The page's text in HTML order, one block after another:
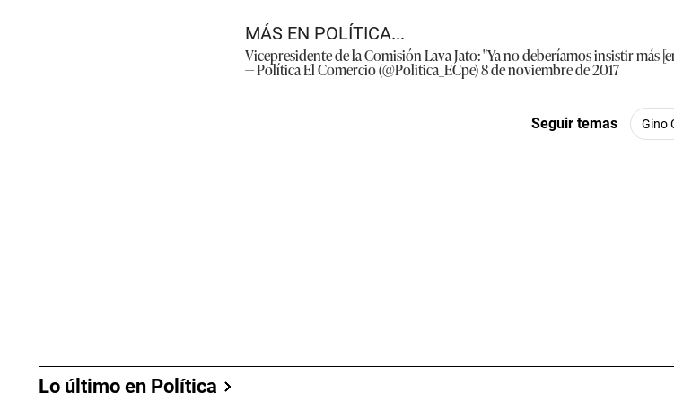
MÁS EN POLÍTICA...
Vicepresidente de la Comisión Lava Jato: "Ya no deberíamos insistir más
— Política El Comercio (@Politica_ECpe)8 de noviembre de 2017
Seguir temas Gino
Lo último en Política